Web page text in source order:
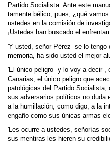
Partido Socialista. Ante este
tamente bélico, pues, ¿qué
ustedes en la comisión de
¡Ustedes han buscado el
'Y usted, señor Pérez -se lo tengo
memoria, ha sido usted el mejor
'El único peligro -y lo voy a decir-,
Canarias, el único peligro que
patológicas del Partido Socialista,
sus adversarios políticos no duda
a la humillación, como digo, a la
engaño como sus únicas armas
'Les ocurre a ustedes, señorías
sus mentiras les hieren su